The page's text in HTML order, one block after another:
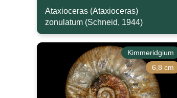
Ataxioceras (Ataxioceras)
zonulatum (Schneid, 1944)
Kimmeridgium
6,8 cm